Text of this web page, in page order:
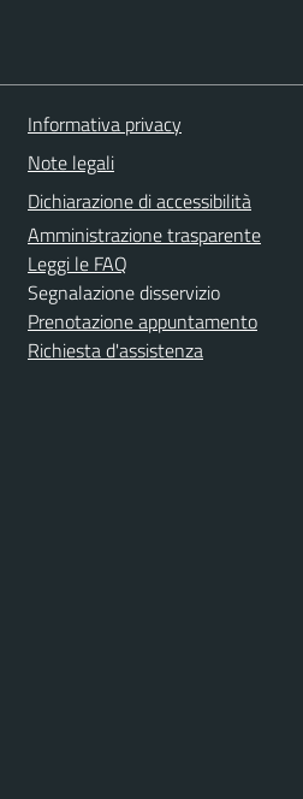
Informativa privacy
Note legali
Dichiarazione di accessibilità
Amministrazione trasparente
Leggi le FAQ
Segnalazione disservizio
Prenotazione appuntamento
Richiesta d'assistenza